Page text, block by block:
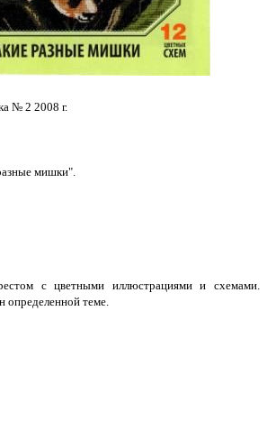
№ 2 2008 г.
мишки".
с цветными иллюстрациями и схемами.
теме.